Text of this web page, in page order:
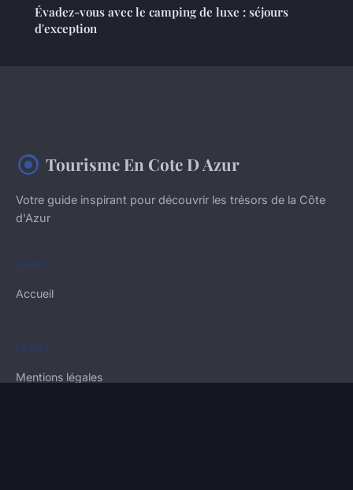
Évadez-vous avec le camping de luxe : séjours
d'exception
Tourisme En Cote D Azur
Votre guide inspirant pour découvrir les trésors de la Côte
d'Azur
LIENS
Accueil
LÉGAL
Mentions légales